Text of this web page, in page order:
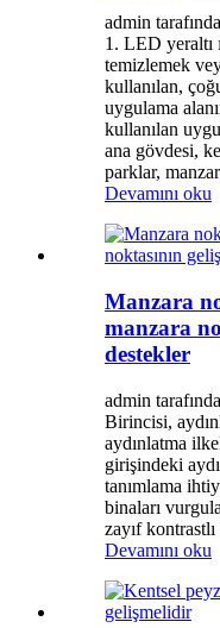
admin
1. LED yeraltı
temizlemek
kullanılan,
uygulama
kullanılan
ana gövdesi,
parklar,
Devamını oku
Manzara
manzara
destekler
admin
Birincisi,
aydınlatma
girişindeki
tanımlama
binaları
zayıf
Devamını oku